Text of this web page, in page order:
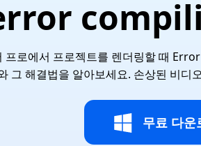
WhatsApp 데이터 복구
WhatsApp 메시지 복구
복구
복구
중복 파일 검색 및 삭제
Tenorshare Cleamio 브랜드
Mac 최적화 및 정밀 클린
사용자 가이드 센터
모든 팁 & 해결 방법
프로에서 프로젝트를 렌더링할 때
그 해결법을 알아보세요. 손상된 비디
무료 다운